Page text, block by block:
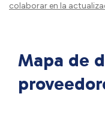
colaborar en la
Mapa de